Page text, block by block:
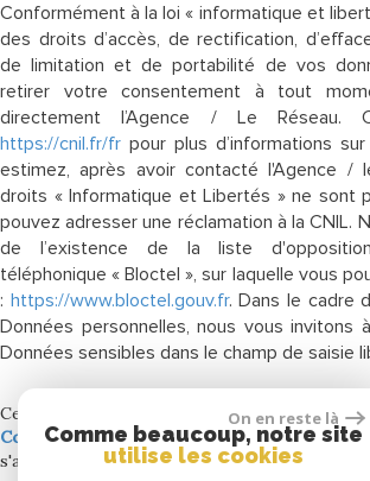
Conformément à la loi « informatique et
des droits d’accès, de rectification,
de limitation et de portabilité de vos
retirer votre consentement à tout
directement l’Agence / Le Réseau.
https://cnil.fr/fr pour plus d’informations
estimez, après avoir contacté l'Agence /
droits « Informatique et Libertés » ne sont
pouvez adresser une réclamation à la CNIL.
de l’existence de la liste
téléphonique « Bloctel », sur laquelle vous
: https://www.bloctel.gouv.fr. Dans le cadre
Données personnelles, nous vous invitons
Données sensibles dans le champ de saisie
Ce site est protégé par reCAPTCHA, les
Confidentialitéet esConditions d'utilisation
s'appliquent.
On en reste là
Comme beaucoup, notre site
utilise les cookies